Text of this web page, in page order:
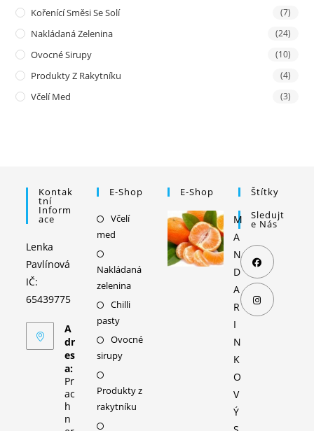
Kořenící Směsi Se Solí (7)
Nakládaná Zelenina (24)
Ovocné Sirupy (10)
Produkty Z Rakytníku (4)
Včelí Med (3)
Kontak
Tní
Inform
Ace
Lenka
Pavlínová
IČ:
65439775
A
dr
es
a:
Pr
ac
h
n
E-Shop
Včelí
med
Opens
Nakládaná
zelenina
Opens
Chilli
pasty
Ovocné
sirupy
Produkty z
rakytníku
E-Shop
M
A
N
D
A
R
I
N
K
O
V
Ý
Štítky
Sledujt
E Nás
Opens
in
new
tab
in
a
new
tab